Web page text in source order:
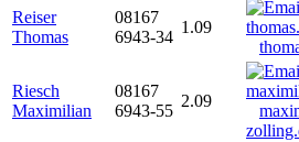
Reiser
Thomas
08167
6943-34
1.09
Riesch
Maximilian
08167
6943-55
2.09